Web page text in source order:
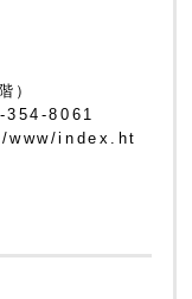
）
8061
index.ht